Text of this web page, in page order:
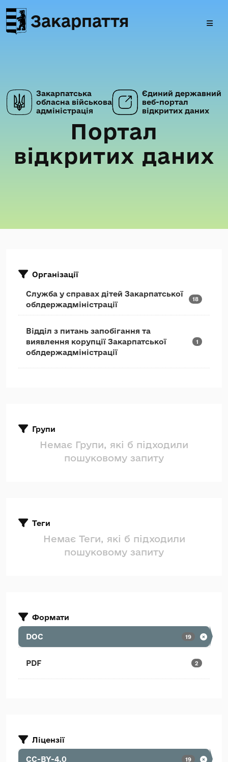
Закарпаття
Закарпатська
обласна військова
адміністрація
Єдиний державний
веб-портал
відкритих даних
Портал
відкритих даних
Організації
Служба у справах дітей Закарпатської
облдержадміністрації
18
Відділ з питань запобігання та
виявлення корупції Закарпатської
облдержадміністрації
1
Групи
Немає Групи, які б підходили
пошуковому запиту
Теги
Немає Теги, які б підходили
пошуковому запиту
Формати
DOC 19
PDF 2
Ліцензії
CC-BY-4.0 19